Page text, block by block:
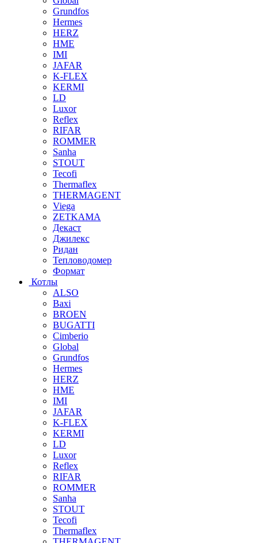
Grundfos
Hermes
HERZ
HME
IMI
JAFAR
K-FLEX
KERMI
LD
Luxor
Reflex
RIFAR
ROMMER
Sanha
STOUT
Tecofi
Thermaflex
THERMAGENT
Viega
ZETKAMA
Декаст
Джилекс
Ридан
Тепловодомер
Формат
Котлы
ALSO
Baxi
BROEN
BUGATTI
Cimberio
Global
Grundfos
Hermes
HERZ
HME
IMI
JAFAR
K-FLEX
KERMI
LD
Luxor
Reflex
RIFAR
ROMMER
Sanha
STOUT
Tecofi
Thermaflex